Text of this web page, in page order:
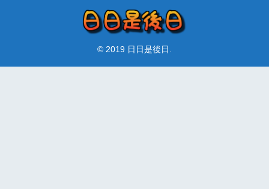
© 2019 日日是後日.